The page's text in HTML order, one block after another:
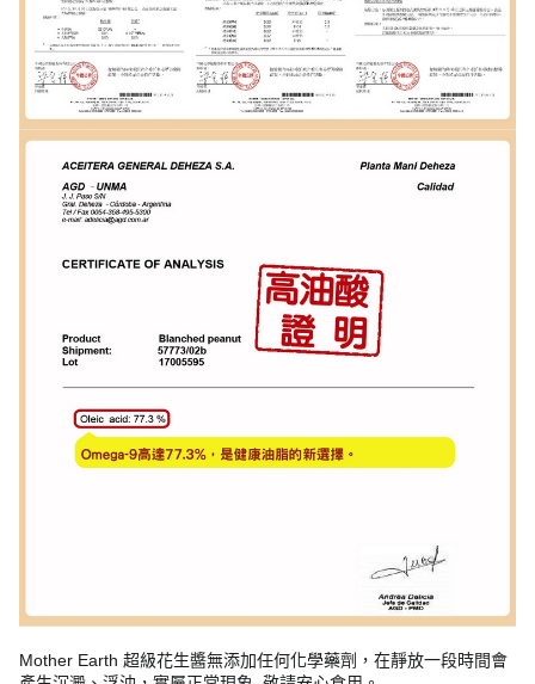
Mother Earth 超級花生醬無添加任何化學藥劑，在靜放一段時間會